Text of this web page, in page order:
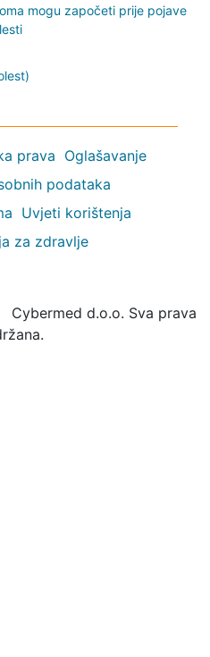
mogu započeti prije pojave
prava Oglašavanje
podataka
Uvjeti korištenja
za zdravlje
Cybermed d.o.o. Sva prava